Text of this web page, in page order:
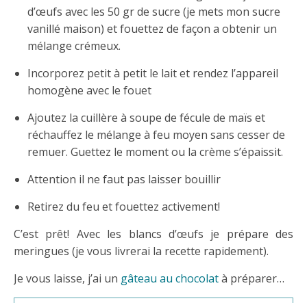
d’œufs avec les 50 gr de sucre (je mets mon sucre
vanillé maison) et fouettez de façon a obtenir un
mélange crémeux.
Incorporez petit à petit le lait et rendez l’appareil
homogène avec le fouet
Ajoutez la cuillère à soupe de fécule de maïs et
réchauffez le mélange à feu moyen sans cesser de
remuer. Guettez le moment ou la crème s’épaissit.
Attention il ne faut pas laisser bouillir
Retirez du feu et fouettez activement!
C’est prêt! Avec les blancs d’œufs je prépare des
meringues (je vous livrerai la recette rapidement).
Je vous laisse, j’ai un gâteau au chocolatà préparer…